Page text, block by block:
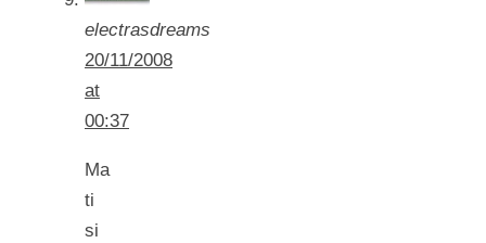
electrasdreams
20/11/2008
at
00:37
Ma
ti
si